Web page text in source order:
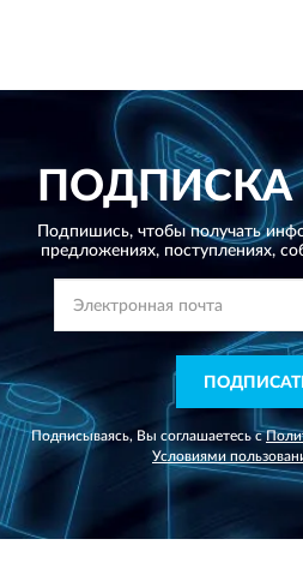
ПОДПИСКА
Подпишись, чтобы получать
предложениях, поступлениях,
Подписываясь, Вы соглашаетесь с
Условиями